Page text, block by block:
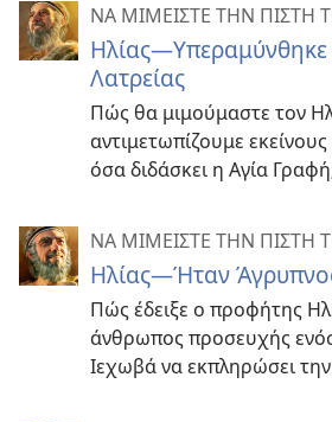
ΝΑ ΜΙΜΕΙΣΤΕ ΤΗΝ ΠΙΣΤΗ
Ηλίας—Υπεραμύνθηκε
Λατρείας
Πώς θα μιμούμαστε τον
αντιμετωπίζουμε
όσα διδάσκει η Αγία
ΝΑ ΜΙΜΕΙΣΤΕ ΤΗΝ ΠΙΣΤΗ
Ηλίας—Ήταν
Πώς έδειξε ο προφήτης
άνθρωπος προσευχής
Ιεχωβά να εκπληρώσει